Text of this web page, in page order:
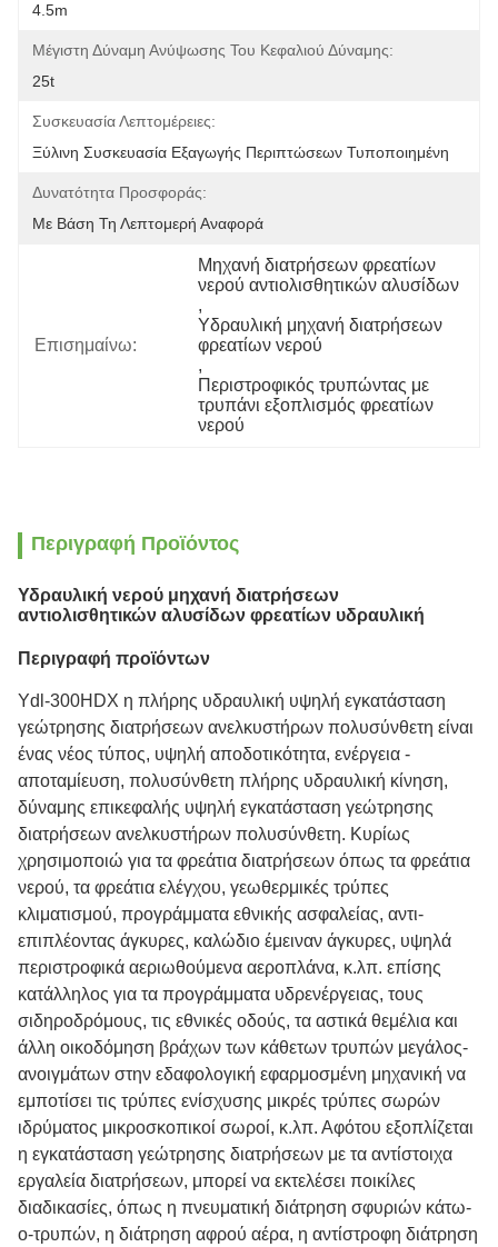
4.5m
Μέγιστη Δύναμη Ανύψωσης Του Κεφαλιού Δύναμης:
25t
Συσκευασία Λεπτομέρειες:
Ξύλινη Συσκευασία Εξαγωγής Περιπτώσεων Τυποποιημένη
Δυνατότητα Προσφοράς:
Με Βάση Τη Λεπτομερή Αναφορά
Επισημαίνω:
Μηχανή διατρήσεων φρεατίων
νερού αντιολισθητικών αλυσίδων
,
Υδραυλική μηχανή διατρήσεων
φρεατίων νερού
,
Περιστροφικός τρυπώντας με
τρυπάνι εξοπλισμός φρεατίων
νερού
Περιγραφή Προϊόντος
Υδραυλική νερού μηχανή διατρήσεων
αντιολισθητικών αλυσίδων φρεατίων υδραυλική
Περιγραφή προϊόντων
Ydl-300HDX η πλήρης υδραυλική υψηλή εγκατάσταση
γεώτρησης διατρήσεων ανελκυστήρων πολυσύνθετη είναι
ένας νέος τύπος, υψηλή αποδοτικότητα, ενέργεια -
αποταμίευση, πολυσύνθετη πλήρης υδραυλική κίνηση,
δύναμης επικεφαλής υψηλή εγκατάσταση γεώτρησης
διατρήσεων ανελκυστήρων πολυσύνθετη. Κυρίως
χρησιμοποιώ για τα φρεάτια διατρήσεων όπως τα φρεάτια
νερού, τα φρεάτια ελέγχου, γεωθερμικές τρύπες
κλιματισμού, προγράμματα εθνικής ασφαλείας, αντι-
επιπλέοντας άγκυρες, καλώδιο έμειναν άγκυρες, υψηλά
περιστροφικά αεριωθούμενα αεροπλάνα, κ.λπ. επίσης
κατάλληλος για τα προγράμματα υδρενέργειας, τους
σιδηροδρόμους, τις εθνικές οδούς, τα αστικά θεμέλια και
άλλη οικοδόμηση βράχων των κάθετων τρυπών μεγάλος-
ανοιγμάτων στην εδαφολογική εφαρμοσμένη μηχανική να
εμποτίσει τις τρύπες ενίσχυσης μικρές τρύπες σωρών
ιδρύματος μικροσκοπικοί σωροί, κ.λπ. Αφότου εξοπλίζεται
η εγκατάσταση γεώτρησης διατρήσεων με τα αντίστοιχα
εργαλεία διατρήσεων, μπορεί να εκτελέσει ποικίλες
διαδικασίες, όπως η πνευματική διάτρηση σφυριών κάτω-
ο-τρυπών, η διάτρηση αφρού αέρα, η αντίστροφη διάτρηση